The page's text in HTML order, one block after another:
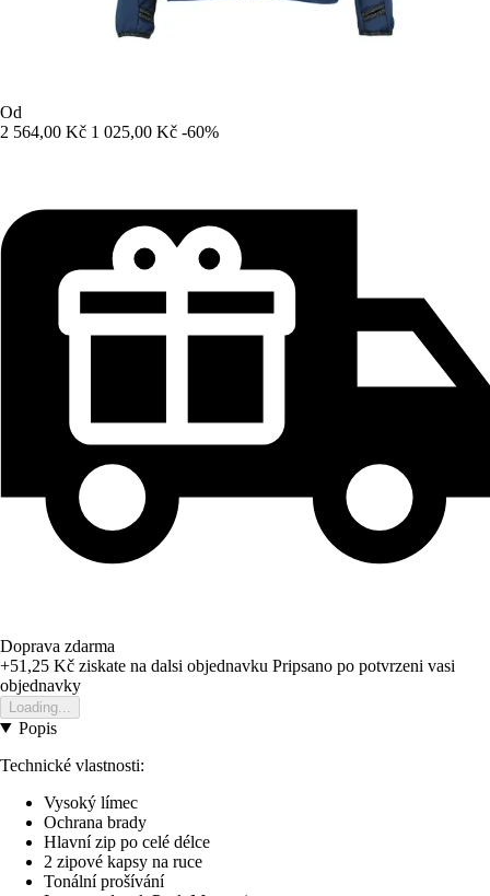
Od
2 564,00 Kč 1 025,00 Kč -60%
Doprava zdarma
+51,25 Kč ziskate na dalsi objednavku Pripsano po potvrzeni vasi
objednavky
Loading...
Popis
Technické vlastnosti:
Vysoký límec
Ochrana brady
Hlavní zip po celé délce
2 zipové kapsy na ruce
Tonální prošívání